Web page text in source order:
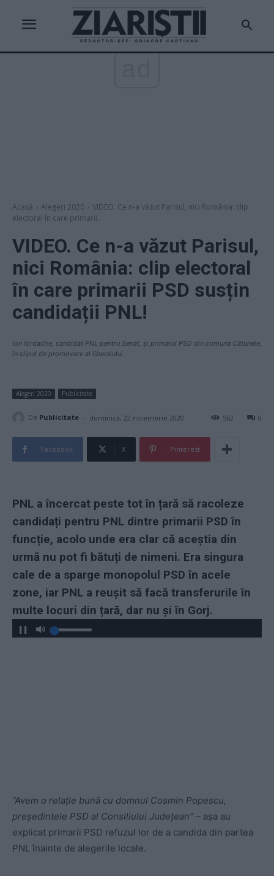
Acasă Alegeri 2020
VIDEO. Ce n-a văzut Parisul, nici România: clip
electoral în care primarii...
VIDEO. Ce n-a văzut Parisul,
nici România: clip electoral
în care primarii PSD susțin
candidații PNL!
Ion Iordache, candidat PNL pentru Senat, și primarul PSD din comuna Cătunele,
în clipul de promovare al liberalului
Alegeri 2020 Publicitate
De Publicitate - duminică, 22 noiembrie 2020 0
562
Facebook X Pinterest
PNL a încercat peste tot în țară să racoleze
candidați pentru PNL dintre primarii PSD în
funcție, acolo unde era clar că aceștia din
urmă nu pot fi bătuți de nimeni. Era singura
cale de a sparge monopolul PSD în acele
zone, iar PNL a reușit să facă transferurile în
multe locuri din țară, dar nu și în Gorj.
”Avem o relație bună cu domnul Cosmin Popescu,
președintele PSD al Consiliului Județean” – așa au
explicat primarii PSD refuzul lor de a candida din partea
PNL înainte de alegerile locale.